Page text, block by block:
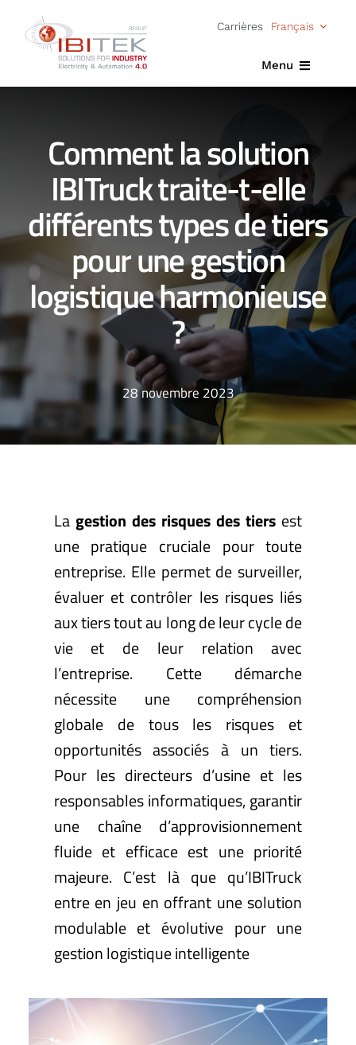
Passer
Carrières Français
Menu
Expertise
Solutions
Actualités
À propos
Comment la solution
IBITruck traite-t-elle
différents types de tiers
pour une gestion
logistique harmonieuse
?
28 novembre 2023
Lagestion des risques des tiers est
une pratique cruciale pour toute
entreprise. Elle permet de surveiller,
évaluer et contrôler les risques liés
aux tiers tout au long de leur cycle de
vie et de leur relation avec
l’entreprise. Cette démarche
nécessite une compréhension
globale de tous les risques et
opportunités associés à un tiers.
Pour les directeurs d’usine et les
responsables informatiques, garantir
une chaîne d’approvisionnement
fluide et efficace est une priorité
majeure. C’est là que qu’IBITruck
entre en jeu en offrant une solution
modulable et évolutive pour une
gestion logistique intelligente